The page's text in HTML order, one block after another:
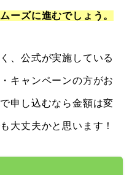
ーズに進むでしょう。
、公式が実施している
キャンペーンの方がお
申し込むなら金額は変
大丈夫かと思います！